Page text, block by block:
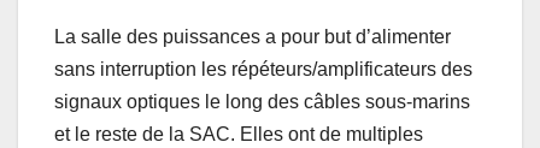
La salle des puissances a pour but d’alimenter
sans interruption les répéteurs/amplificateurs des
signaux optiques le long des câbles sous-marins
et le reste de la SAC. Elles ont de multiples